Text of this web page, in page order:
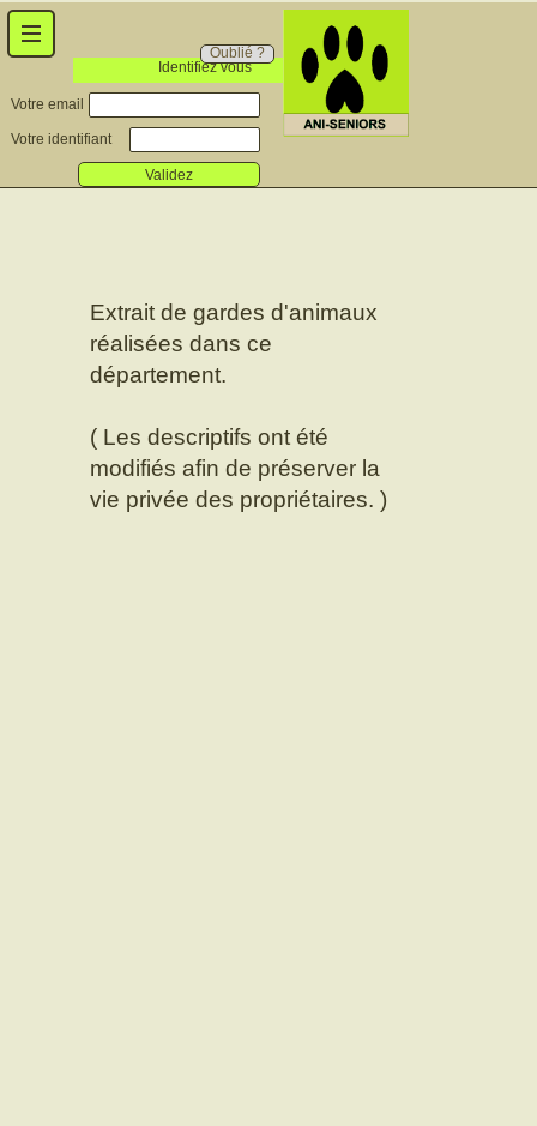
Identifiez vous
Oublié ?
Votre email
Votre identifiant
Validez
Extrait de gardes d'animaux
réalisées dans ce
département.
( Les descriptifs ont été
modifiés afin de préserver la
vie privée des propriétaires. )